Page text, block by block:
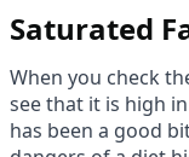
Saturated
When you check
see that it is high
has been a good